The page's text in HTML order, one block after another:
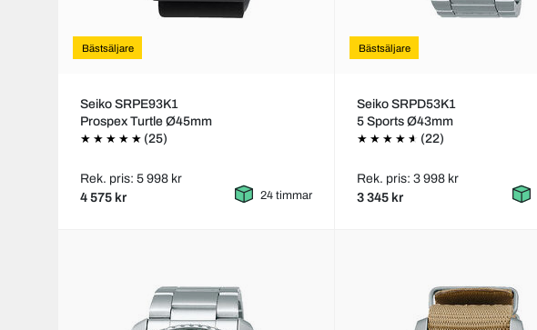
Bästsäljare
Seiko SRPE93K1
Prospex Turtle Ø45mm
(25)
Rek. pris: 5 998 kr
4 575 kr 24 timmar
Bästsäljare
Seiko SRPD53K1
5 Sports Ø43mm
(22)
Rek. pris: 3 998 kr
3 345 kr